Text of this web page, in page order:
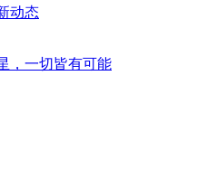
动态
，一切皆有可能